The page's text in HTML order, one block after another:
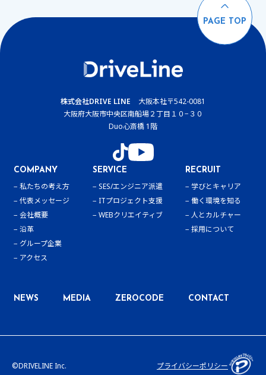
PAGE TOP
株式会社DRIVE LINE 大阪本社〒542-0081
大阪府大阪市中央区南船場２丁目１０−３０
Duo心斎橋 1階
COMPANY
私たちの考え方
代表メッセージ
会社概要
沿革
グループ企業
アクセス
SERVICE
SES/エンジニア派遣
ITプロジェクト支援
WEBクリエイティブ
RECRUIT
学びとキャリア
働く環境を知る
人とカルチャー
採用について
NEWS MEDIA ZEROCODE CONTACT
©DRIVELINE Inc. プライバシーポリシー